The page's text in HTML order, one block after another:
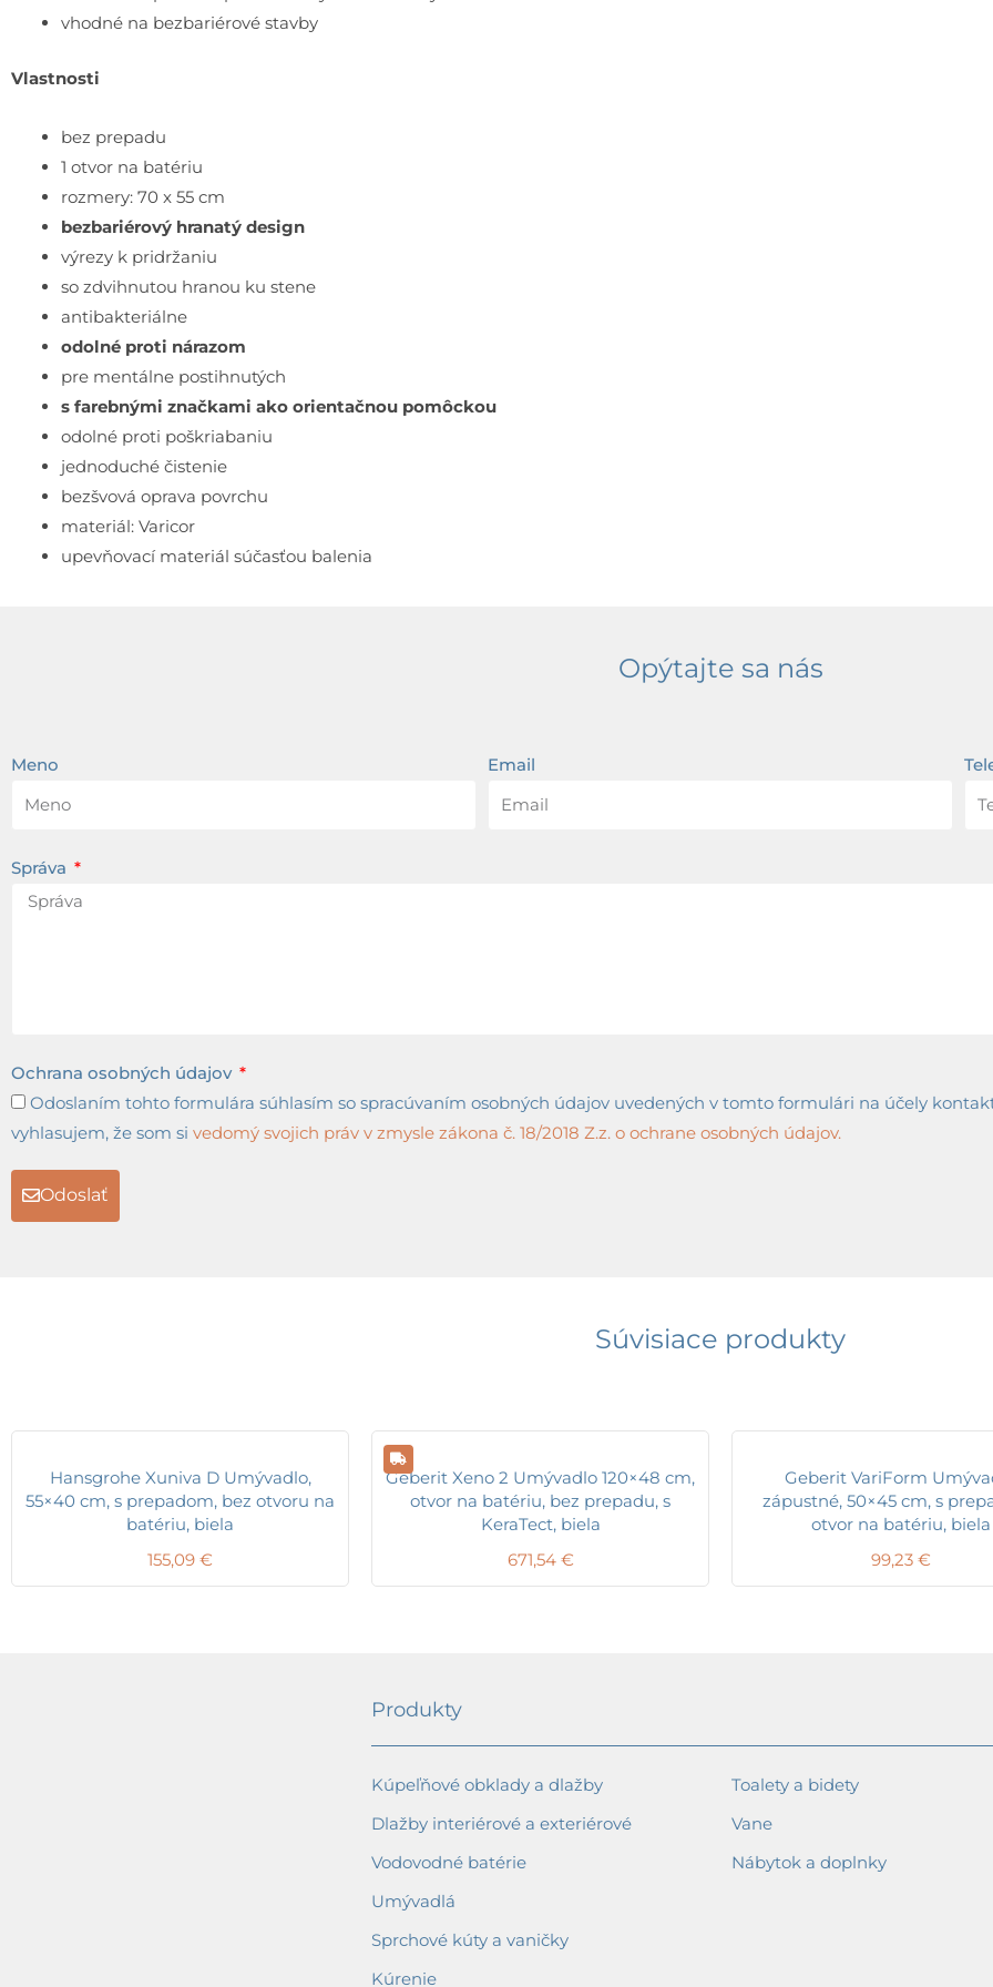
vhodné na bezbariérové stavby
Vlastnosti
bez prepadu
1 otvor na batériu
rozmery: 70 x 55 cm
bezbariérový hranatý design
výrezy k pridržaniu
so zdvihnutou hranou ku stene
antibakteriálne
odolné proti nárazom
pre mentálne postihnutých
s farebnými značkami ako orientačnou pomôckou
odolné proti poškriabaniu
jednoduché čistenie
bezšvová oprava povrchu
materiál: Varicor
upevňovací materiál súčasťou balenia
Opýtajte sa nás
Meno Email
Správa
Ochrana osobných údajov
Odoslaním tohto formulára súhlasím so spracúvaním osobných údajov uvedených v tomto formulári na účely
vyhlasujem, že som si vedomý svojich práv v zmysle zákona č. 18/2018 Z.z. o ochrane osobných údajov.
Odoslať
Súvisiace produkty
Hansgrohe Xuniva D Umývadlo,
55×40 cm, s prepadom, bez otvoru na
batériu, biela
155,09 €
Geberit Xeno 2 Umývadlo 120×48 cm,
otvor na batériu, bez prepadu, s
KeraTect, biela
671,54 €
Geberit VariForm
zápustné, 50×45 cm, s
otvor na batériu, biela
99,23 €
Produkty
Kúpeľňové obklady a dlažby
Dlažby interiérové a exteriérové
Vodovodné batérie
Umývadlá
Sprchové kúty a vaničky
Kúrenie
Toalety a bidety
Vane
Nábytok a doplnky